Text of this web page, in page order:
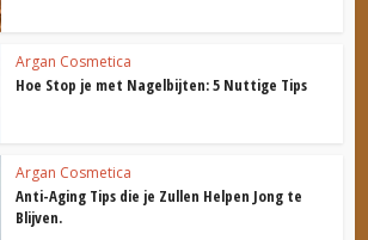
Argan Cosmetica
Hoe Stop je met Nagelbijten: 5 Nuttige Tips
Argan Cosmetica
Anti-Aging Tips die je Zullen Helpen Jong te
Blijven.